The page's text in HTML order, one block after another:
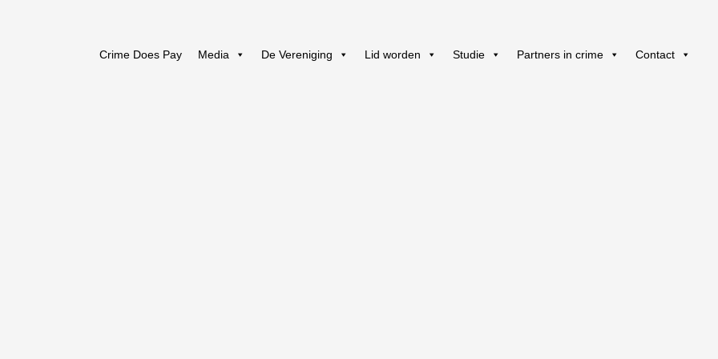
Crime Does Pay Media De Vereniging Lid worden Studie Partners in crime Contact